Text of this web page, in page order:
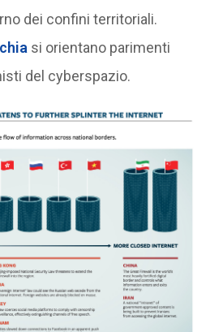
dei confini territoriali.
si orientano parimenti
del cyberspazio.